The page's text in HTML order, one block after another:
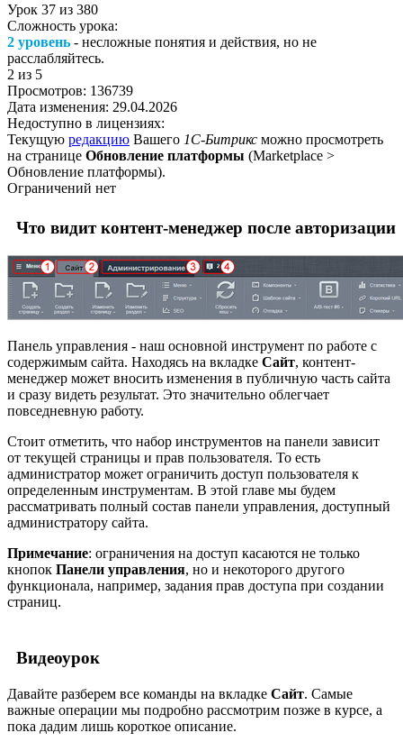
Урок 37 из 380
Сложность урока:
2 уровень - несложные понятия и действия, но не
расслабляйтесь.
2 из 5
Просмотров: 136739
Дата изменения: 29.04.2026
Недоступно в лицензиях:
Текущую редакцию Вашего 1С-Битрикс можно просмотреть
на странице Обновление платформы (Marketplace >
Обновление платформы).
Ограничений нет
Что видит контент-менеджер после авторизации
Панель управления - наш основной инструмент по работе с
содержимым сайта. Находясь на вкладке Сайт, контент-
менеджер может вносить изменения в публичную часть сайта
и сразу видеть результат. Это значительно облегчает
повседневную работу.
Стоит отметить, что набор инструментов на панели зависит
от текущей страницы и прав пользователя. То есть
администратор может ограничить доступ пользователя к
определенным инструментам. В этой главе мы будем
рассматривать полный состав панели управления, доступный
администратору сайта.
Примечание: ограничения на доступ касаются не только
кнопок Панели управления, но и некоторого другого
функционала, например, задания прав доступа при создании
страниц.
Видеоурок
Давайте разберем все команды на вкладке Сайт. Самые
важные операции мы подробно рассмотрим позже в курсе, а
пока дадим лишь короткое описание.